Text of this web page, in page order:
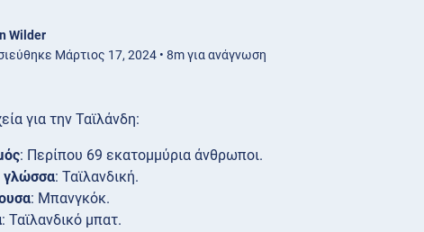
Wilder
Μάρτιος 17, 2024 • 8m για ανάγνωση
για την Ταϊλάνδη:
: Περίπου 69 εκατομμύρια άνθρωποι.
γλώσσα: Ταϊλανδική.
: Μπανγκόκ.
: Ταϊλανδικό μπατ.